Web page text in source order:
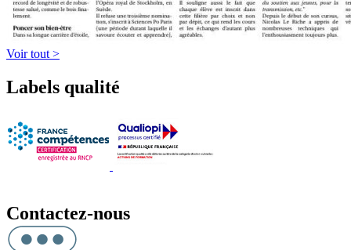
Voir tout >
Labels qualité
Contactez-nous